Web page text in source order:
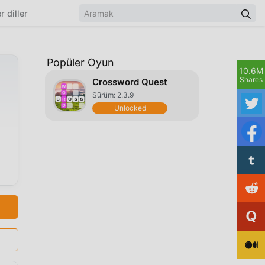
diller
Popüler Oyun
Crossword Quest
Sürüm: 2.3.9
Unlocked
10.6M
Shares